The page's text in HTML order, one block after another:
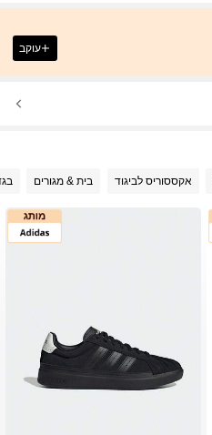
עוקב
אקססוריס לביגוד בית & מגורים